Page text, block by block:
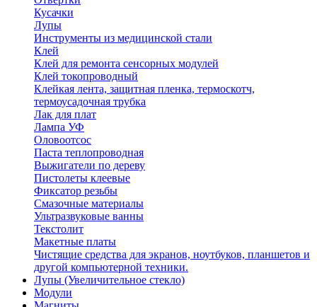
Кусачки
Лупы
Инструменты из медицинской стали
Клей
Клей для ремонта сенсорных модулей
Клей токопроводный
Клейкая лента, защитная пленка, термоскотч,
термоусадочная трубка
Лак для плат
Лампа УФ
Оловоотсос
Паста теплопроводная
Выжигатели по дереву
Пистолеты клеевые
Фиксатор резьбы
Смазочные материалы
Ультразвуковые ванны
Текстолит
Макетные платы
Чистящие средства для экранов, ноутбуков, планшетов и
другой компьютерной техники.
Лупы (Увеличительное стекло)
Модули